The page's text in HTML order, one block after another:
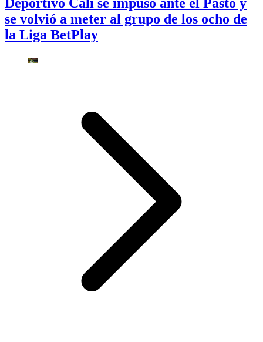
se volvió a meter al grupo de los ocho de
la Liga BetPlay